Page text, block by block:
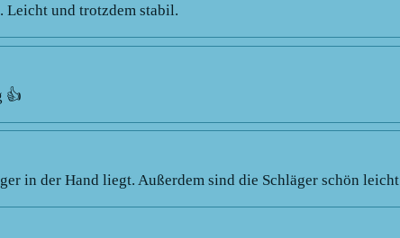
Leicht und trotzdem stabil.
👍
in der Hand liegt. Außerdem sind die Schläger schön leicht